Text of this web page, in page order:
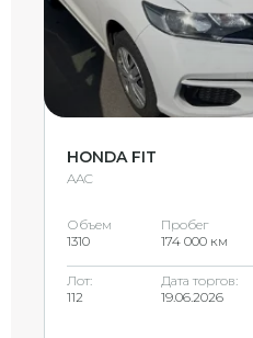
HONDA FIT
AAC
Объем
1310
Пробег
174 000 км
Лот:
112
Дата торгов:
19.06.2026